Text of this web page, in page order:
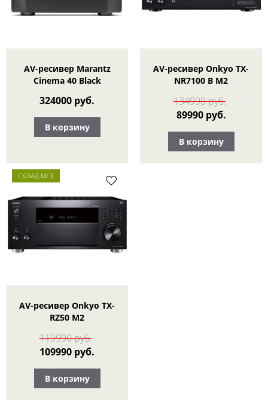
AV-ресивер Marantz
Cinema 40 Black
324000 руб.
В корзину
AV-ресивер Onkyo TX-
NR7100 B M2
134990 руб.
89990 руб.
В корзину
СКЛАД МСК
AV-ресивер Onkyo TX-
RZ50 M2
119990 руб.
109990 руб.
В корзину